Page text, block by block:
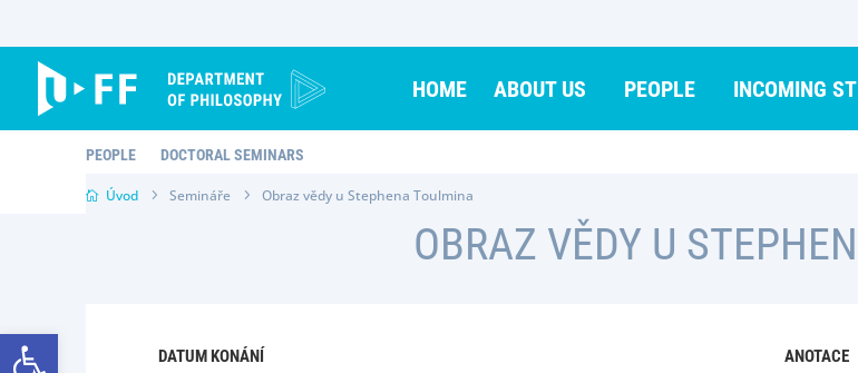
Open toolbar
content
HOME ABOUT US PEOPLE INCOMING
PEOPLE DOCTORAL SEMINARS
Úvod Semináře Obraz vědy u Stephena Toulmina
OBRAZ VĚDY U
DATUM KONÁNÍ ANOTACE